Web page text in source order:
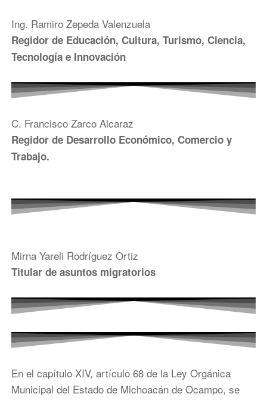
Ing. Ramiro Zepeda Valenzuela
Regidor de Educación, Cultura, Turismo, Ciencia,
Tecnología e Innovación
C. Francisco Zarco Alcaraz
Regidor de Desarrollo Económico, Comercio y
Trabajo.
Mirna Yareli Rodríguez Ortiz
Titular de asuntos migratorios
En el capítulo XIV, artículo 68 de la Ley Orgánica
Municipal del Estado de Michoacán de Ocampo, se